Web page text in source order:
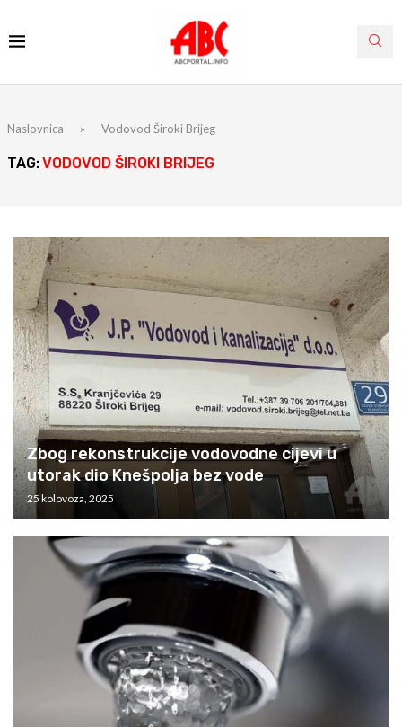
Naslovnica » Vodovod Široki Brijeg
TAG:VODOVOD ŠIROKI BRIJEG
Zbog rekonstrukcije vodovodne cijevi u
utorak dio Knešpolja bez vode
25 kolovoza, 2025